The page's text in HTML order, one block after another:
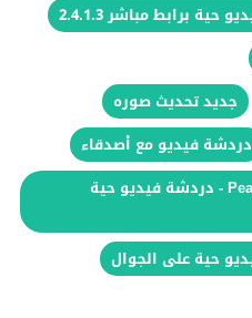
جديد تحديث صوره
دردشة فيديو مع أصدقاء
شرح كامل لكيفية استخدام Peachat - دردشة فيديو حية